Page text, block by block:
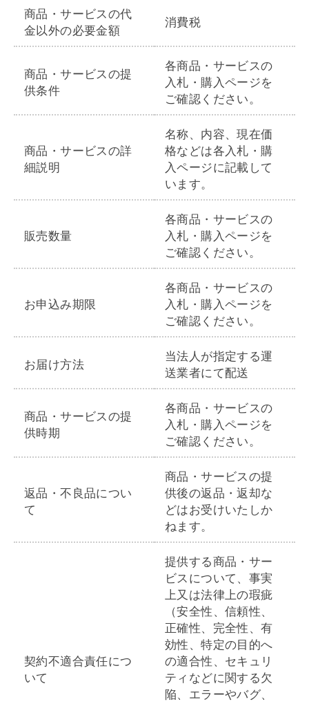
商品・サービスの代
金以外の必要金額
消費税
商品・サービスの提
供条件
各商品・サービスの
入札・購入ページを
ご確認ください。
商品・サービスの詳
細説明
名称、内容、現在価
格などは各入札・購
入ページに記載して
います。
販売数量
各商品・サービスの
入札・購入ページを
ご確認ください。
お申込み期限
各商品・サービスの
入札・購入ページを
ご確認ください。
お届け方法
当法人が指定する運
送業者にて配送
商品・サービスの提
供時期
各商品・サービスの
入札・購入ページを
ご確認ください。
返品・不良品につい
て
商品・サービスの提
供後の返品・返却な
どはお受けいたしか
ねます。
契約不適合責任につ
いて
提供する商品・サー
ビスについて、事実
上又は法律上の瑕疵
（安全性、信頼性、
正確性、完全性、有
効性、特定の目的へ
の適合性、セキュリ
ティなどに関する欠
陥、エラーやバグ、